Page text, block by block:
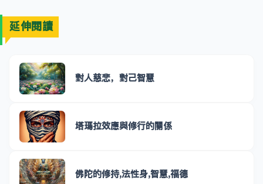
延伸閱讀
對人慈悲，對己智慧
塔瑪拉效應與修行的關係
佛陀的修持,法性身,智慧,福德